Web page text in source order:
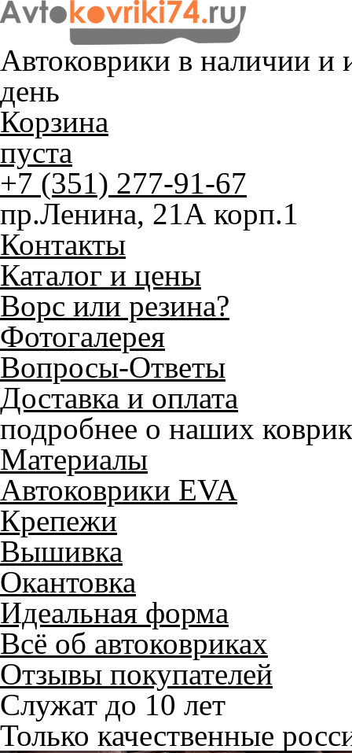
Автоковрики в наличии и
день
Корзина
пуста
+7 (351) 277-91-67
пр.Ленина, 21А корп.1
Контакты
Каталог и цены
Ворс или резина?
Фотогалерея
Вопросы-Ответы
Доставка и оплата
подробнее о наших
Материалы
Автоковрики EVA
Крепежи
Вышивка
Окантовка
Идеальная форма
Всё об автоковриках
Отзывы покупателей
Служат до 10 лет
Только качественные